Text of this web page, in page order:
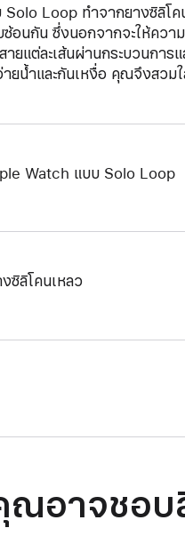
Solo Loop ทำจากยางซิลิโ
อนกัน ซึ่งนอกจากจะให้ควา
ายแต่ละเส้นผ่านกระบวนกา
ยน้ำและกันเหงื่อ คุณจึงสว
Watch แบบ Solo Loop
ซิลิโคนเหลว
ณอาจชอบ